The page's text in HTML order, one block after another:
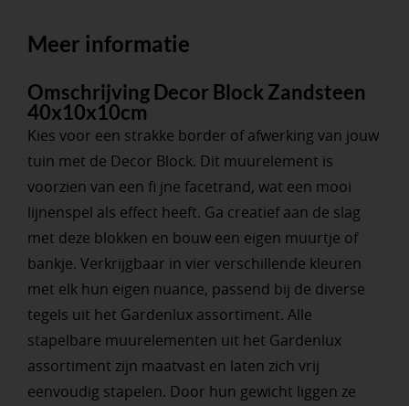
Meer informatie
Omschrijving Decor Block Zandsteen
40x10x10cm
Kies voor een strakke border of afwerking van jouw
tuin met de Decor Block. Dit muurelement is
voorzien van een fi jne facetrand, wat een mooi
lijnenspel als effect heeft. Ga creatief aan de slag
met deze blokken en bouw een eigen muurtje of
bankje. Verkrijgbaar in vier verschillende kleuren
met elk hun eigen nuance, passend bij de diverse
tegels uit het Gardenlux assortiment. Alle
stapelbare muurelementen uit het Gardenlux
assortiment zijn maatvast en laten zich vrij
eenvoudig stapelen. Door hun gewicht liggen ze